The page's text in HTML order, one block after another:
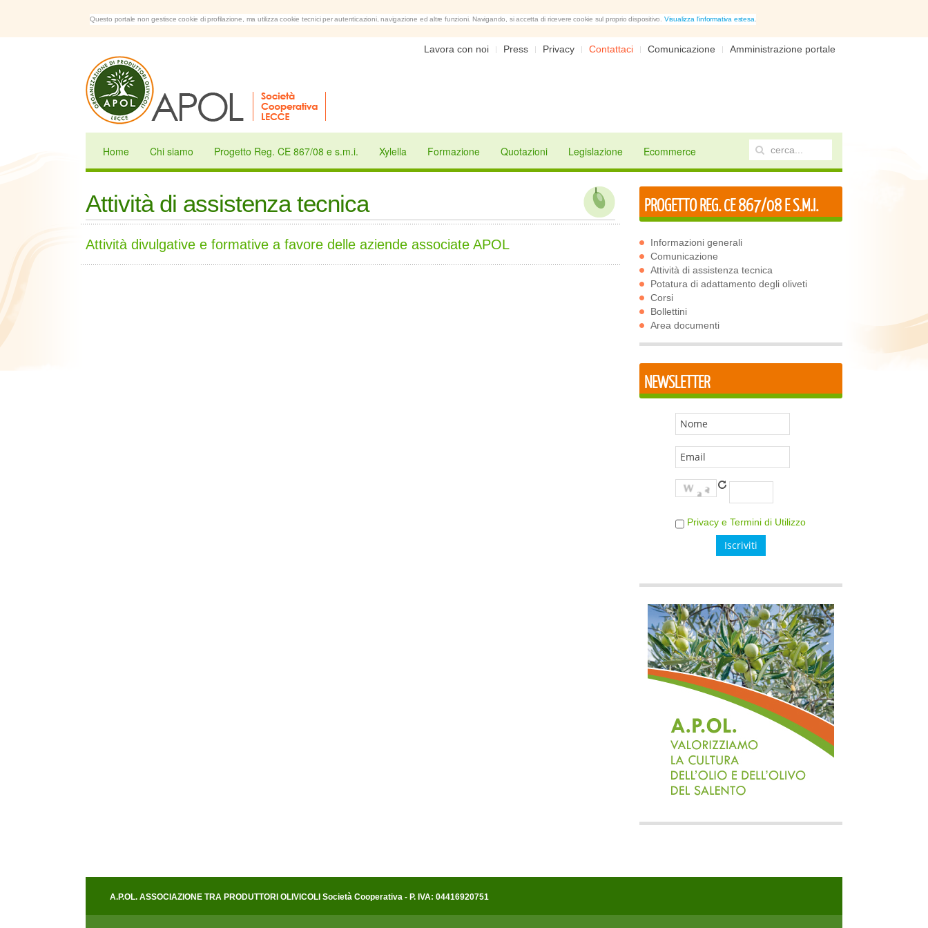
Questo portale non gestisce cookie di profilazione, ma utilizza cookie tecnici per autenticazioni, navigazione ed altre funzioni. Navigando, si accetta di ricevere cookie sul proprio dispositivo. Visualizza l'informativa estesa
Lavora con noi Press Privacy Contattaci Comunicazione Amministrazione portale
Home Chi siamo Progetto Reg. CE 867/08 e s.m.i. Xylella Formazione Quotazioni Legislazione Ecommerce
Attività di assistenza tecnica
Attività divulgative e formative a favore delle aziende associate APOL
PROGETTO REG. CE 867/08 E S.M.I.
Informazioni generali
Comunicazione
Attività di assistenza tecnica
Potatura di adattamento degli oliveti
Corsi
Bollettini
Area documenti
NEWSLETTER
Privacy e Termini di Utilizzo
A.P.OL. ASSOCIAZIONE TRA PRODUTTORI OLIVICOLI Società Cooperativa - P. IVA: 04416920751